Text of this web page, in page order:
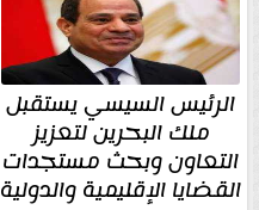
الرئيس السيسي يستقبل
ملك البحرين لتعزيز
التعاون وبحث مستجدات
القضايا الإقليمية والدولية